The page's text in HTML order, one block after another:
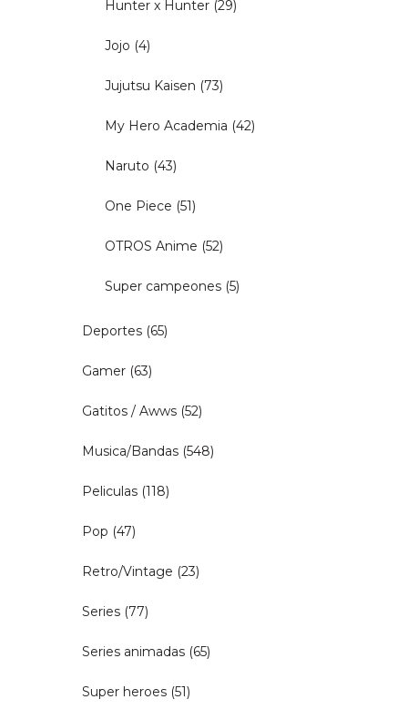
Hunter x Hunter (29)
Jojo (4)
Jujutsu Kaisen (73)
My Hero Academia (42)
Naruto (43)
One Piece (51)
OTROS Anime (52)
Super campeones (5)
Deportes (65)
Gamer (63)
Gatitos / Awws (52)
Musica/Bandas (548)
Peliculas (118)
Pop (47)
Retro/Vintage (23)
Series (77)
Series animadas (65)
Super heroes (51)